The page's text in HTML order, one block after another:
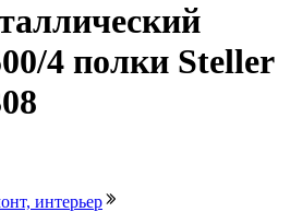
4 полки Steller
интерьер